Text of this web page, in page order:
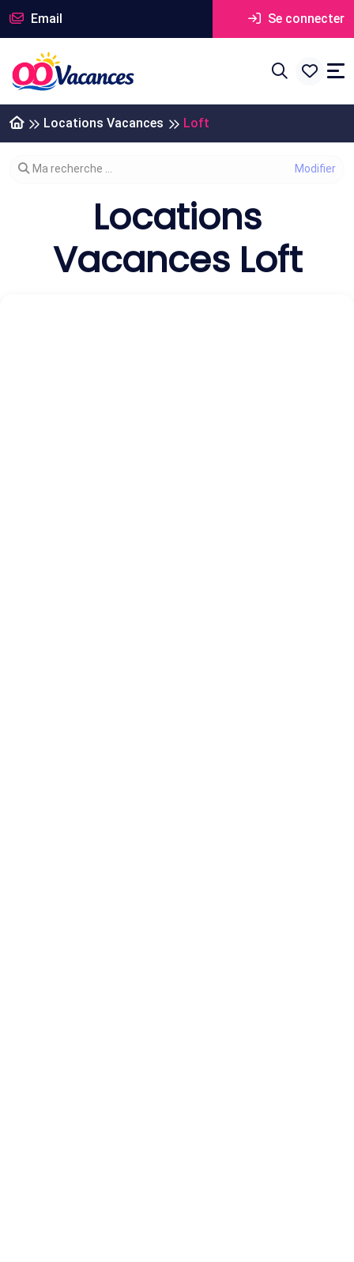
Email Se connecter
Locations Vacances Loft
Modifier votre recherche
Ma recherche ...
Locations
Vacances Loft